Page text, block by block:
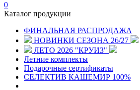
0
Каталог продукции
ФИНАЛЬНАЯ РАСПРОДАЖА
НОВИНКИ СЕЗОНА 26/27
ЛЕТО 2026 "КРУИЗ"
Летние комплекты
Подарочные сертификаты
СЕЛЕКТИВ КАШЕМИР 100%